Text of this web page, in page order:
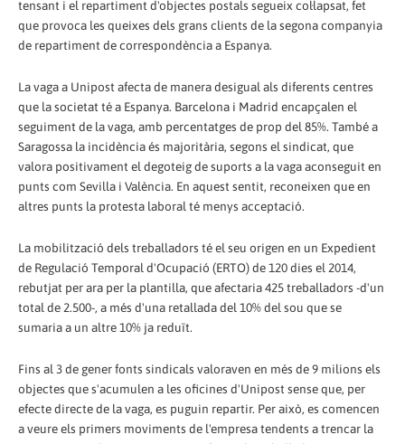
tensant i el repartiment d'objectes postals segueix col·lapsat, fet
que provoca les queixes dels grans clients de la segona companyia
de repartiment de correspondència a Espanya.
La vaga a Unipost afecta de manera desigual als diferents centres
que la societat té a Espanya. Barcelona i Madrid encapçalen el
seguiment de la vaga, amb percentatges de prop del 85%. També a
Saragossa la incidència és majoritària, segons el sindicat, que
valora positivament el degoteig de suports a la vaga aconseguit en
punts com Sevilla i València. En aquest sentit, reconeixen que en
altres punts la protesta laboral té menys acceptació.
La mobilització dels treballadors té el seu origen en un Expedient
de Regulació Temporal d'Ocupació (ERTO) de 120 dies el 2014,
rebutjat per ara per la plantilla, que afectaria 425 treballadors -d'un
total de 2.500-, a més d'una retallada del 10% del sou que se
sumaria a un altre 10% ja reduït.
Fins al 3 de gener fonts sindicals valoraven en més de 9 milions els
objectes que s'acumulen a les oficines d'Unipost sense que, per
efecte directe de la vaga, es puguin repartir. Per això, es comencen
a veure els primers moviments de l'empresa tendents a trencar la